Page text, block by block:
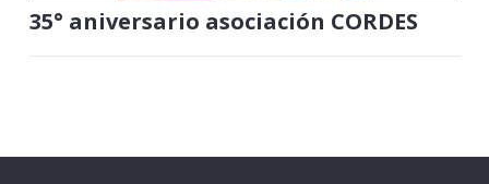
35° aniversario asociación CORDES